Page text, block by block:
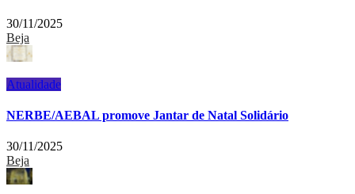
30/11/2025
Beja
Atualidade
NERBE/AEBAL promove Jantar de Natal Solidário
30/11/2025
Beja